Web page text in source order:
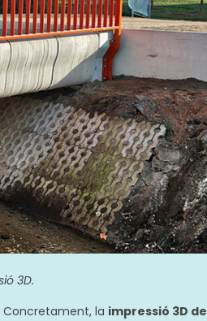
3D.
Concretament, la impressió 3D de